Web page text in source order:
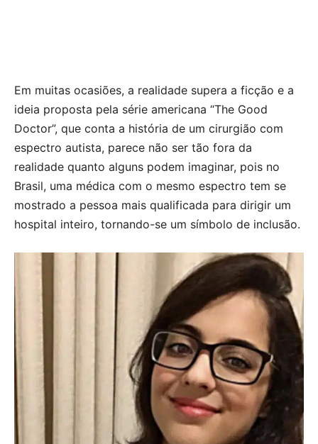
Em muitas ocasiões, a realidade supera a ficção e a
ideia proposta pela série americana “The Good
Doctor”, que conta a história de um cirurgião com
espectro autista, parece não ser tão fora da
realidade quanto alguns podem imaginar, pois no
Brasil, uma médica com o mesmo espectro tem se
mostrado a pessoa mais qualificada para dirigir um
hospital inteiro, tornando-se um símbolo de inclusão.